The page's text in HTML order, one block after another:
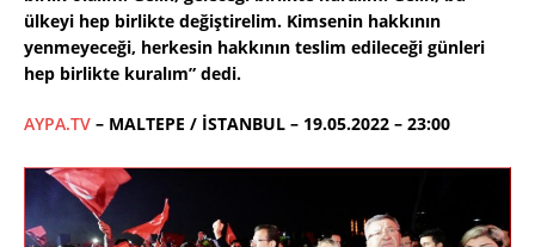
ülkeyi hep birlikte değiştirelim. Kimsenin hakkının
yenmeyeceği, herkesin hakkının teslim edileceği günleri
hep birlikte kuralım” dedi.
AYPA.TV – MALTEPE / İSTANBUL – 19.05.2022 – 23:00